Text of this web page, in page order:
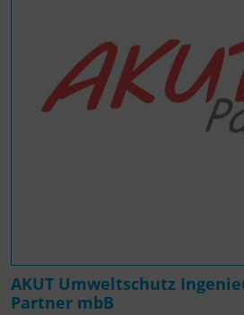
AKUT Umweltschutz
Partner mbB